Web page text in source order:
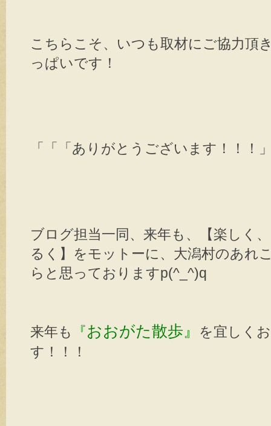
こちらこそ、いつも取材にご協力頂
っぱいです！
「「「ありがとうございます！！！
ブログ担当一同、来年も、【楽しく
るく】をモットーに、大潟村のあれ
らと思っておりますp(^_^)q
来年も 『おおがた散歩』
を宜しく
す！！！